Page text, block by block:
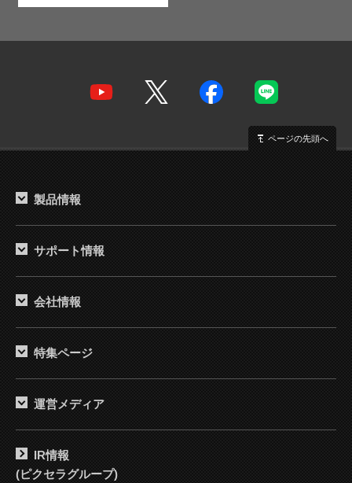
ページの先頭へ
製品情報
サポート情報
会社情報
特集ページ
運営メディア
IR情報
(ピクセラグループ)